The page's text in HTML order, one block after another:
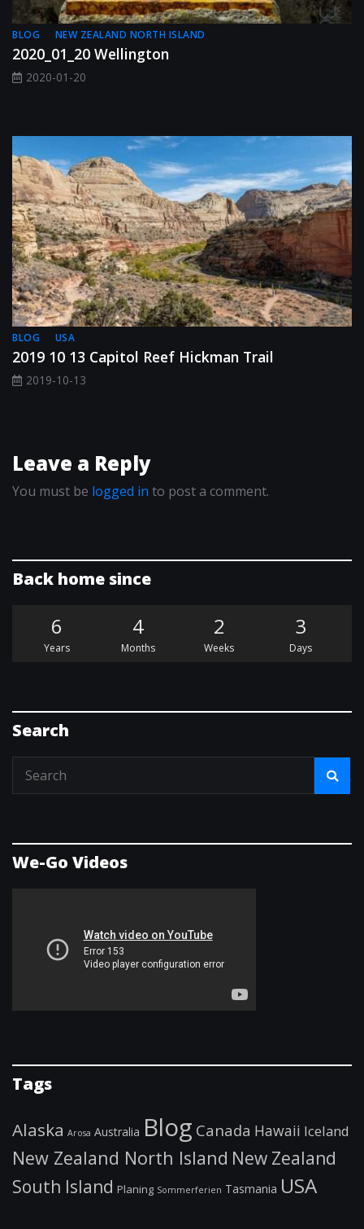
BLOG NEW ZEALAND NORTH ISLAND
2020_01_20 Wellington
2020-01-20
BLOG USA
2019 10 13 Capitol Reef Hickman Trail
2019-10-13
Leave a Reply
You must be logged in to post a comment.
Back home since
6
Years
4
Months
2
Weeks
3
Days
Search
We-Go Videos
Tags
Alaska Arosa Australia Blog Canada Hawaii Iceland
New Zealand North Island New Zealand
South Island Planing Sommerferien Tasmania USA